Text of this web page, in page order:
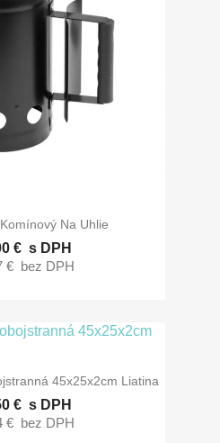
Na Uhlie
€ s DPH
€ bez DPH
45x25x2cm Liatina
€ s DPH
€ bez DPH